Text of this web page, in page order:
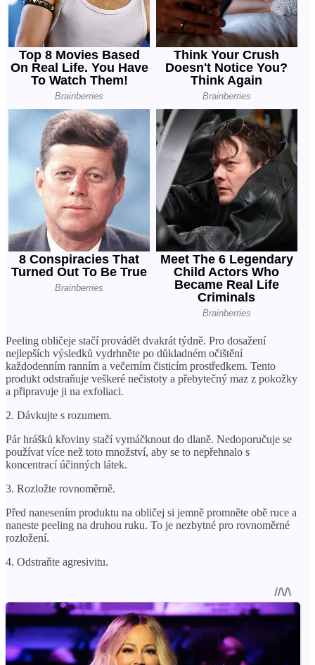
Peeling obličeje stačí provádět dvakrát týdně. Pro dosažení
nejlepších výsledků vydrhněte po důkladném očištění
každodenním ranním a večerním čisticím prostředkem. Tento
produkt odstraňuje veškeré nečistoty a přebytečný maz z pokožky
a připravuje ji na exfoliaci.
2. Dávkujte s rozumem.
Pár hrášků křoviny stačí vymáčknout do dlaně. Nedoporučuje se
používat více než toto množství, aby se to nepřehnalo s
koncentrací účinných látek.
3. Rozložte rovnoměrně.
Před nanesením produktu na obličej si jemně promněte obě ruce a
naneste peeling na druhou ruku. To je nezbytné pro rovnoměrné
rozložení.
4. Odstraňte agresivitu.